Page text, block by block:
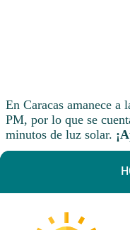
En Caracas amanece a
PM, por lo que se
minutos de luz solar.